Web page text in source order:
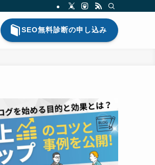
SEO無料診断の申し込み